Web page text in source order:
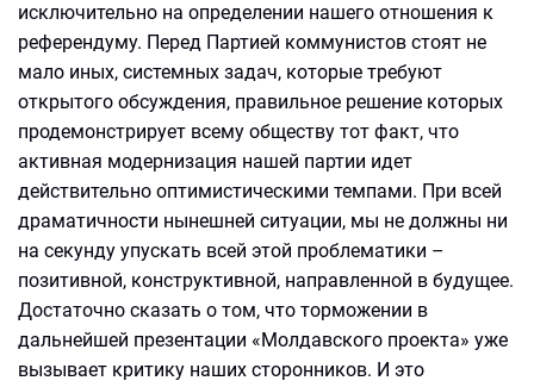
исключительно на определении нашего отношения к
референдуму. Перед Партией коммунистов стоят не
мало иных, системных задач, которые требуют
открытого обсуждения, правильное решение которых
продемонстрирует всему обществу тот факт, что
активная модернизация нашей партии идет
действительно оптимистическими темпами. При всей
драматичности нынешней ситуации, мы не должны ни
на секунду упускать всей этой проблематики –
позитивной, конструктивной, направленной в будущее.
Достаточно сказать о том, что торможении в
дальнейшей презентации «Молдавского проекта» уже
вызывает критику наших сторонников. И это